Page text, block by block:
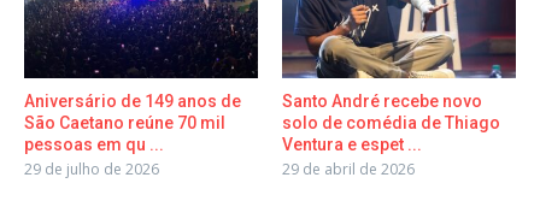
Aniversário de 149 anos de
São Caetano reúne 70 mil
pessoas em qu ...
29 de julho de 2026
Santo André recebe novo
solo de comédia de Thiago
Ventura e espet ...
29 de abril de 2026